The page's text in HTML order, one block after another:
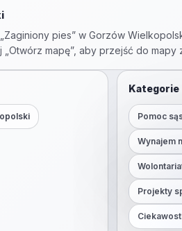
Zaginiony pies” w Gorzów
mapę”, aby przejść do mapy
Kategorie
Pomoc
Wynajem
Projekty